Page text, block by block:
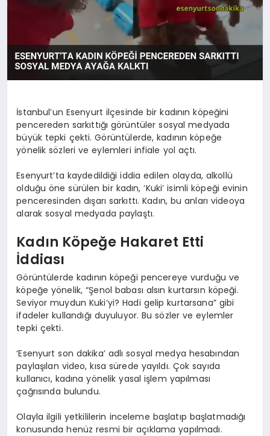
İstanbul’un Esenyurt ilçesinde bir kadının köpeğini
pencereden sarkıttığı görüntüler sosyal medyada
büyük tepki çekti. Görüntülerde, kadının köpeğe
yönelik sözleri ve eylemleri infiale yol açtı.
Esenyurt’ta kaydedildiği iddia edilen olayda, alkollü
olduğu öne sürülen bir kadın, ‘Kuki’ isimli köpeği evinin
penceresinden dışarı sarkıttı. Kadın, bu anları videoya
alarak sosyal medyada paylaştı.
Kadın Köpeğe Hakaret Etti
İddiası
Görüntülerde kadının köpeği pencereye vurduğu ve
köpeğe yönelik, “Şenol babası alsın kurtarsın köpeği.
Seviyor muydun Kuki’yi? Hadi gelip kurtarsana” gibi
ifadeler kullandığı duyuluyor. Bu sözler ve eylemler
tepki çekti.
‘Esenyurt son dakika’ adlı sosyal medya hesabından
paylaşılan video, kısa sürede yayıldı. Çok sayıda
kullanıcı, kadına yönelik yasal işlem yapılması
çağrısında bulundu.
Olayla ilgili yetkililerin inceleme başlatıp başlatmadığı
konusunda henüz resmi bir açıklama yapılmadı.